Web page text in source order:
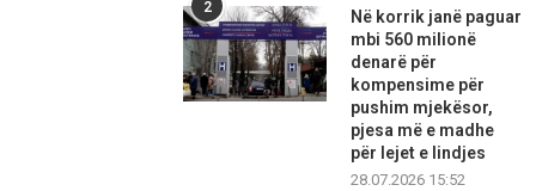
2
Në korrik janë paguar
mbi 560 milionë
denarë për
kompensime për
pushim mjekësor,
pjesa më e madhe
për lejet e lindjes
28.07.2026 15:52